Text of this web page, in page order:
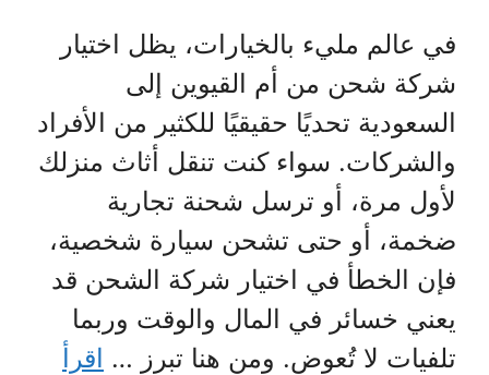
في عالم مليء بالخيارات، يظل اختيار
شركة شحن من أم القيوين إلى
السعودية تحديًا حقيقيًا للكثير من الأفراد
والشركات. سواء كنت تنقل أثاث منزلك
لأول مرة، أو ترسل شحنة تجارية
ضخمة، أو حتى تشحن سيارة شخصية،
فإن الخطأ في اختيار شركة الشحن قد
يعني خسائر في المال والوقت وربما
تلفيات لا تُعوض. ومن هنا تبرز … اقرأ